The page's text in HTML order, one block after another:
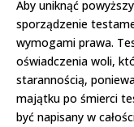
Aby uniknąć
sporządzenie
wymogami prawa.
oświadczenia woli,
starannością,
majątku po śmierci
być napisany w